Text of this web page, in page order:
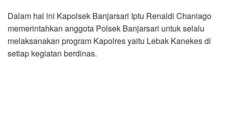
Dalam hal ini Kapolsek Banjarsari Iptu Renaldi Chaniago
memerintahkan anggota Polsek Banjarsari untuk selalu
melaksanakan program Kapolres yaitu Lebak Kanekes di
setiap kegiatan berdinas.